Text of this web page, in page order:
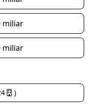
miliar
miliar
)